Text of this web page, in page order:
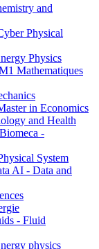
and
Physical
Physics
Mathematiques
in Economics
and Health
-
System
AI - Data and
- Fluid
physics